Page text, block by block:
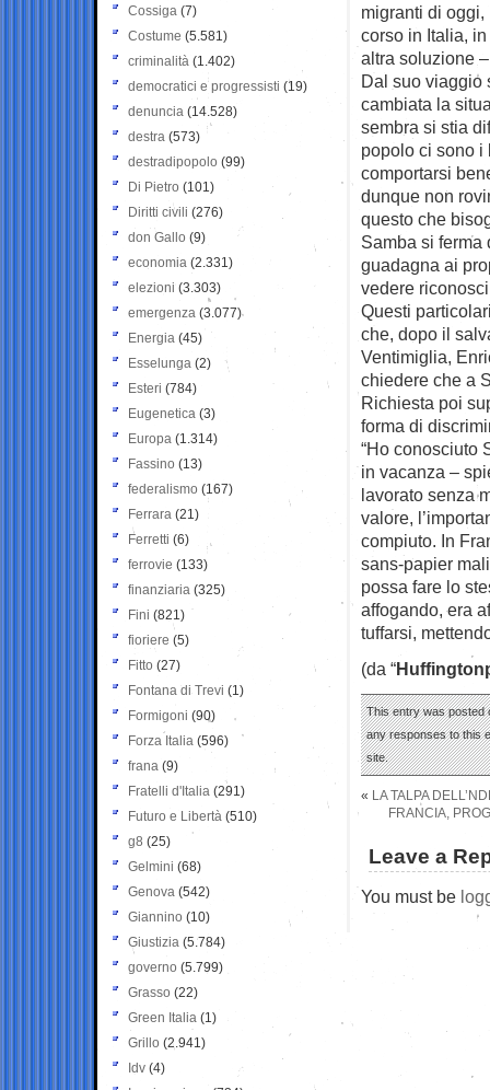
migranti di
corso in Italia,
altra soluzione
Dal suo viaggio
cambiata la
sembra si stia
popolo ci sono i
comportarsi
dunque non
questo che
Samba si ferma
guadagna ai
vedere
Questi
che, dopo il
Ventimiglia,
chiedere che a
Richiesta poi
forma di
“Ho conosciuto
in vacanza –
lavorato senza
valore,
compiuto. In
sans-papier
possa fare lo
affogando, era
tuffarsi,
(da “
This entry was posted
any responses to this
site.
« LA TALPA
FRANCIA,
Leave a
You must be
Cossiga (7)
Costume (5.581)
criminalità (1.402)
democratici e progressisti (19)
denuncia (14.528)
destra (573)
destradipopolo (99)
Di Pietro (101)
Diritti civili (276)
don Gallo (9)
economia (2.331)
elezioni (3.303)
emergenza (3.077)
Energia (45)
Esselunga (2)
Esteri (784)
Eugenetica (3)
Europa (1.314)
Fassino (13)
federalismo (167)
Ferrara (21)
Ferretti (6)
ferrovie (133)
finanziaria (325)
Fini (821)
fioriere (5)
Fitto (27)
Fontana di Trevi (1)
Formigoni (90)
Forza Italia (596)
frana (9)
Fratelli d'Italia (291)
Futuro e Libertà (510)
g8 (25)
Gelmini (68)
Genova (542)
Giannino (10)
Giustizia (5.784)
governo (5.799)
Grasso (22)
Green Italia (1)
Grillo (2.941)
Idv (4)